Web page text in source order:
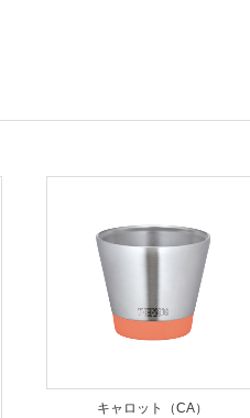
キャロット（CA）